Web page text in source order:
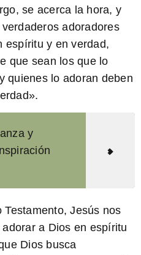
se acerca la hora, y
adoradores
espíritu y en verdad,
que sean los que lo
quienes lo adoran deben
y
Jesús nos
a Dios en espíritu
Dios busca